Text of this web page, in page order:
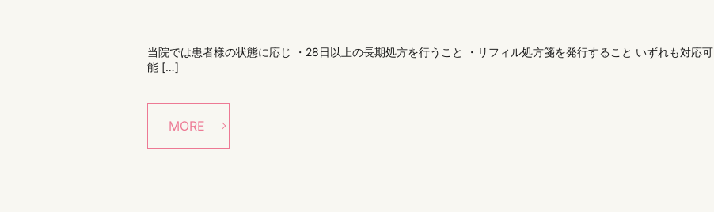
当院では患者様の状態に応じ ・28日以上の長期処方を行うこと ・リフィル処方箋を発行すること いずれも対応可
能 […]
MORE